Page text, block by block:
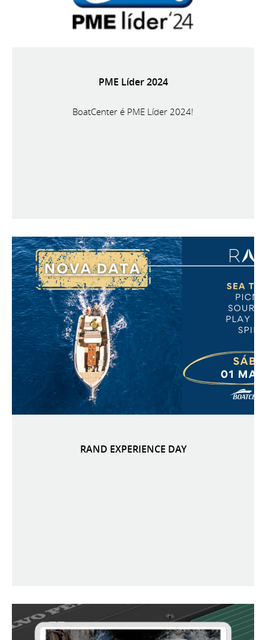
PME Líder 2024
BoatCenter é PME Líder 2024!
RAND EXPERIENCE DAY